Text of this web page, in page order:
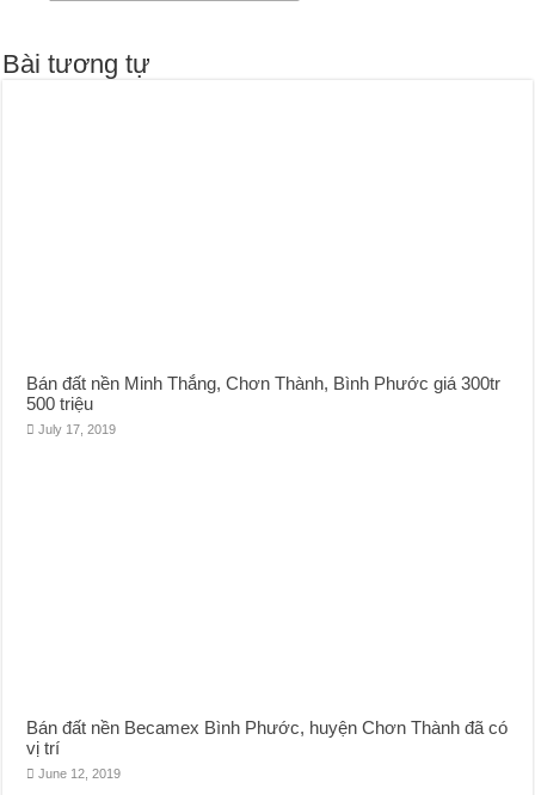
Bài tương tự
Bán đất nền Minh Thắng, Chơn Thành, Bình Phước giá 300tr
500 triệu
July 17, 2019
Bán đất nền Becamex Bình Phước, huyện Chơn Thành đã có
vị trí
June 12, 2019